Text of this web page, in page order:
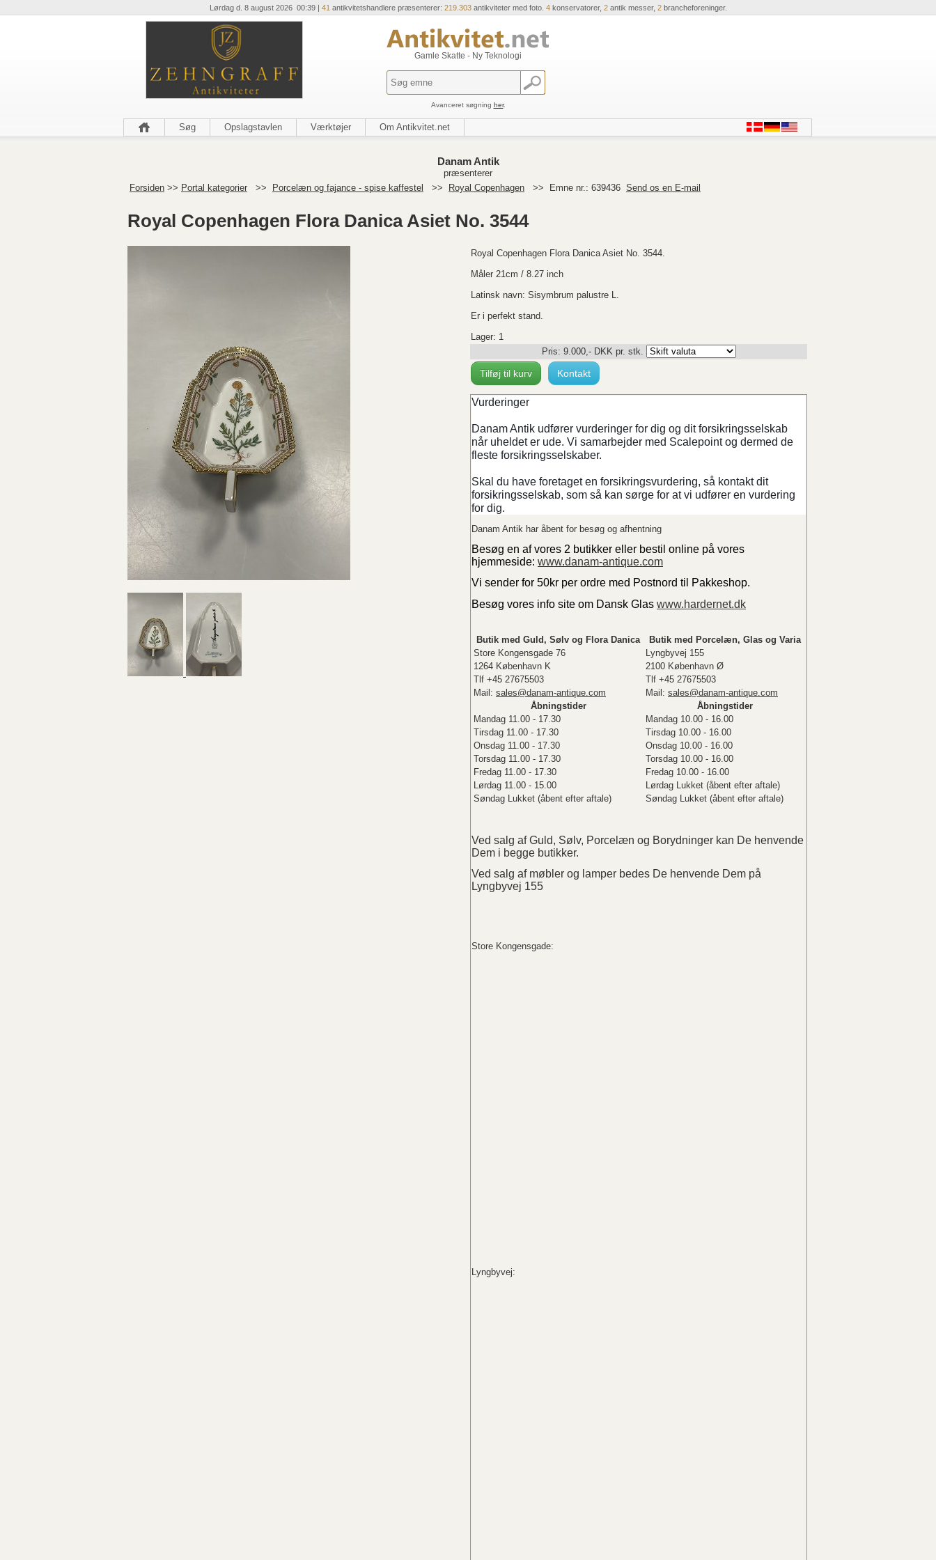
Lørdag d. 8 august 2026 00:39 | 41 antikvitetshandlere præsenterer: 219.303antikviteter med foto. 4konservatorer, 2antik messer, 2brancheforeninger.
Gamle Skatte - Ny Teknologi
Avanceret søgning her.
Søg Opslagstavlen Værktøjer Om Antikvitet.net
Danam Antik
præsenterer
Forsiden >> Portal kategorier >> Porcelæn og fajance - spise kaffestel >> Royal Copenhagen >> Emne nr.: 639436 Send os en E-mail
Royal Copenhagen Flora Danica Asiet No. 3544
Royal Copenhagen Flora Danica Asiet No. 3544.
Måler 21cm / 8.27 inch
Latinsk navn: Sisymbrum palustre L.
Er i perfekt stand.
Lager: 1
Pris: 9.000,- DKKpr. stk.
Tilføj til kurv Kontakt
Vurderinger
Danam Antik udfører vurderinger for dig og dit forsikringsselskab
når uheldet er ude. Vi samarbejder med Scalepoint og dermed de
fleste forsikringsselskaber.
Skal du have foretaget en forsikringsvurdering, så kontakt dit
forsikringsselskab, som så kan sørge for at vi udfører en vurdering
for dig.
Danam Antik har åbent for besøg og afhentning
Besøg en af vores 2 butikker eller bestil online på vores
hjemmeside: www.danam-antique.com
Vi sender for 50kr per ordre med Postnord til Pakkeshop.
Besøg vores info site om Dansk Glas www.hardernet.dk
Butik med Guld, Sølv og Flora Danica
Butik med Porcelæn, Glas og Varia
Store Kongensgade 76
Lyngbyvej 155
1264 København K
2100 København Ø
Tlf +45 27675503
Tlf +45 27675503
Mail: sales@danam-antique.com Mail: sales@danam-antique.com
Åbningstider
Åbningstider
Mandag 11.00 - 17.30
Mandag 10.00 - 16.00
Tirsdag 11.00 - 17.30
Tirsdag 10.00 - 16.00
Onsdag 11.00 - 17.30
Onsdag 10.00 - 16.00
Torsdag 11.00 - 17.30
Torsdag 10.00 - 16.00
Fredag 11.00 - 17.30
Fredag 10.00 - 16.00
Lørdag 11.00 - 15.00
Lørdag Lukket (åbent efter aftale)
Søndag Lukket (åbent efter aftale)
Søndag Lukket (åbent efter aftale)
Ved salg af Guld, Sølv, Porcelæn og Borydninger kan De henvende
Dem i begge butikker.
Ved salg af møbler og lamper bedes De henvende Dem på
Lyngbyvej 155
Store Kongensgade:
Lyngbyvej: